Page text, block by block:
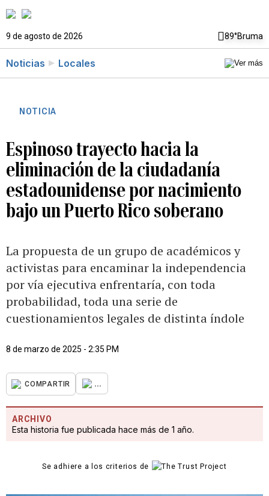
9 de agosto de 2026 89°Bruma
Noticias Locales
NOTICIA
Espinoso trayecto hacia la
eliminación de la ciudadanía
estadounidense por nacimiento
bajo un Puerto Rico soberano
La propuesta de un grupo de académicos y
activistas para encaminar la independencia
por vía ejecutiva enfrentaría, con toda
probabilidad, toda una serie de
cuestionamientos legales de distinta índole
8 de marzo de 2025 - 2:35 PM
COMPARTIR ...
ARCHIVO
Esta historia fue publicada hace más de 1 año.
Se adhiere a los criterios de